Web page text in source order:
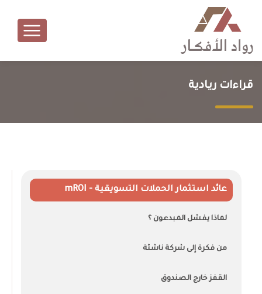
قراءات ريادية
عائد استثمار الحملات التسويقية - mROI
لماذا يفشل المبدعون ؟
من فكرة إلى شركة ناشئة
القفز خارج الصندوق